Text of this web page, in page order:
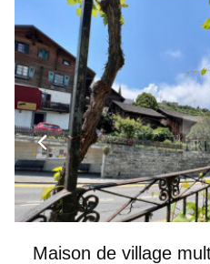
Maison de village